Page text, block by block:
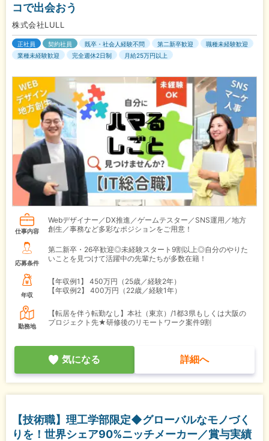
コで出会おう
株式会社LULL
正社員 契約社員 既卒・社会人経験不問 第二新卒歓迎
職種未経験歓迎
業種未経験歓迎
完全週休2日制 月給25万円以上
仕事内容
Webデザイナー／DX推進／ゲームテスター／SNS運用／地方
創生／事務など多彩なポジションをご用意！
応募条件
第二新卒・26卒歓迎◎未経験スタート9割以上◎自分のやりた
いことを見つけて活躍中の先輩たちが多数在籍！
年収
【年収例1】
450万円（25歳／経験2年）
【年収例2】
400万円（22歳／経験1年）
勤務地
【転居を伴う転勤なし】本社（東京）/1都3県もしくは大阪の
プロジェクト先★研修後のリモートワーク案件9割
気になる 詳細へ
【技術職】理工学部限定◆グローバルなモノづく
りを！世界シェア90%ニッチメーカー／賞与実績